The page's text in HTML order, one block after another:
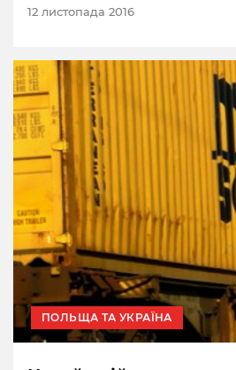
12 листопада 2016
ПОЛЬЩА ТА УКРАЇНА